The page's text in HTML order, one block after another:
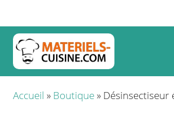
contenu
Accueil » Boutique» Désinsectiseur